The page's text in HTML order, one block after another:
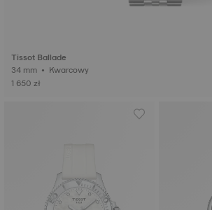
Tissot Ballade
34 mm • Kwarcowy
1 650 zł